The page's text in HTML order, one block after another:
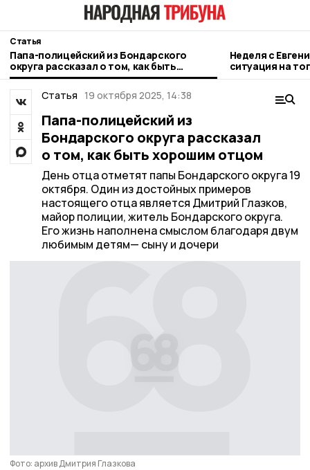
Статья
Папа-полицейский из Бондарского
округа рассказал о том, как быть
хорошим отцом
Неделя с
ситуация на
городе и
Статья 19 октября 2025, 14:38
Папа-полицейский из
Бондарского округа рассказал
о том, как быть хорошим отцом
День отца отметят папы Бондарского округа 19
октября. Один из достойных примеров
настоящего отца является Дмитрий Глазков,
майор полиции, житель Бондарского округа.
Его жизнь наполнена смыслом благодаря двум
любимым детям— сыну и дочери
Фото: архив Дмитрия Глазкова